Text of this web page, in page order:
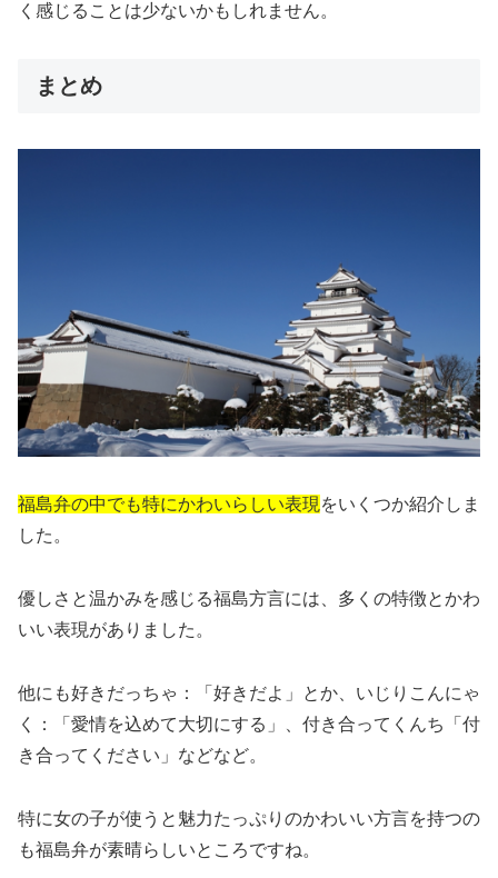
く感じることは少ないかもしれません。
まとめ
福島弁の中でも特にかわいらしい表現 をいくつか紹介しま
した。
優しさと温かみを感じる福島方言には、多くの特徴とかわ
いい表現がありました。
他にも好きだっちゃ：「好きだよ」とか、いじりこんにゃ
く：「愛情を込めて大切にする」、付き合ってくんち「付
き合ってください」などなど。
特に女の子が使うと魅力たっぷりのかわいい方言を持つの
も福島弁が素晴らしいところですね。